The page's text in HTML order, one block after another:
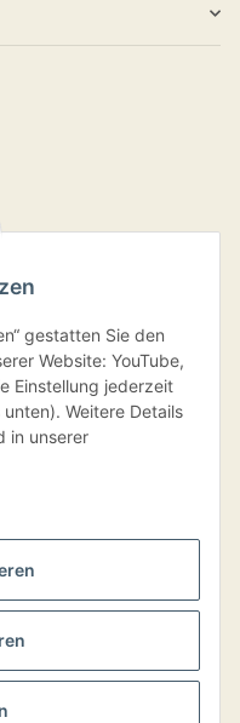
gestatten Sie den
Website: YouTube,
Einstellung jederzeit
Weitere Details
in unserer